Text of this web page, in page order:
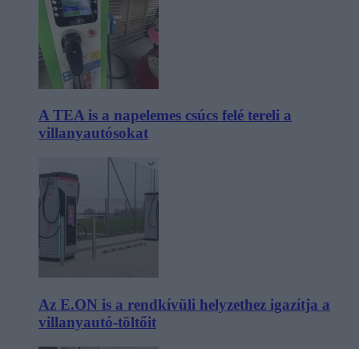
A TEA is a napelemes csúcs felé tereli a
villanyautósokat
Az E.ON is a rendkívüli helyzethez igazítja a
villanyautó-töltőit